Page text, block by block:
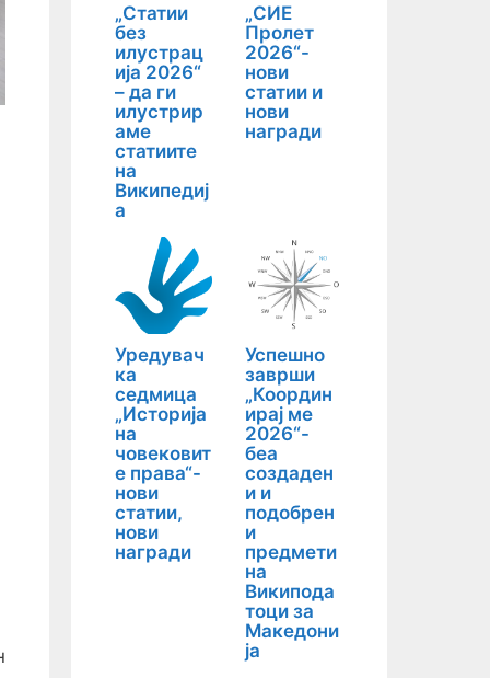
„Статии
без
илустрац
ија 2026“
– да ги
илустрир
аме
статиите
на
Википедиј
а
„СИЕ
Пролет
2026“-
нови
статии и
нови
награди
Уредувач
ка
седмица
„Историја
на
човековит
е права“-
нови
статии,
нови
награди
Успешно
заврши
„Координ
ирај ме
2026“-
беа
создаден
и и
подобрен
и
предмети
на
Википода
тоци за
Македони
ја